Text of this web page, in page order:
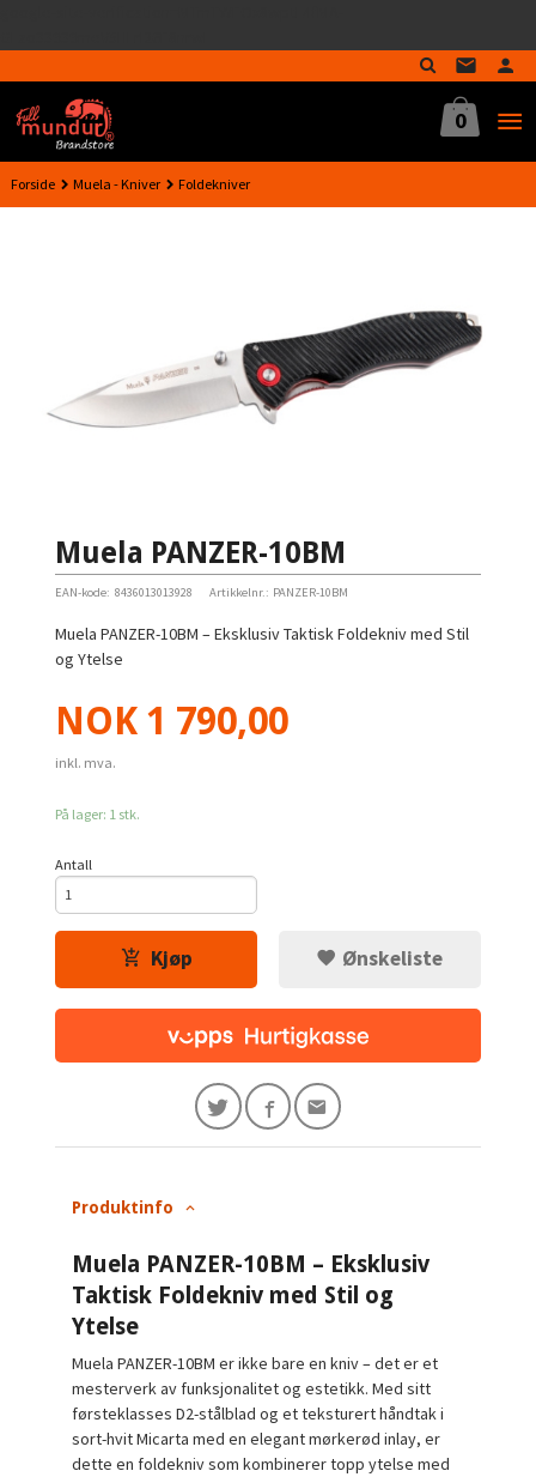
innholdet
0
Forside Muela - Kniver Foldekniver
Muela PANZER-10BM
EAN-kode: 8436013013928 Artikkelnr.: PANZER-10BM
Muela PANZER-10BM – Eksklusiv Taktisk Foldekniv med Stil
og Ytelse
Pris
NOK 1 790,00
inkl. mva.
På lager: 1 stk.
Antall
Kjøp Ønskeliste
Produktinfo
Muela PANZER-10BM – Eksklusiv
Taktisk Foldekniv med Stil og
Ytelse
Muela PANZER-10BM er ikke bare en kniv – det er et
mesterverk av funksjonalitet og estetikk. Med sitt
førsteklasses D2-stålblad og et teksturert håndtak i
sort-hvit Micarta med en elegant mørkerød inlay, er
dette en foldekniv som kombinerer topp ytelse med